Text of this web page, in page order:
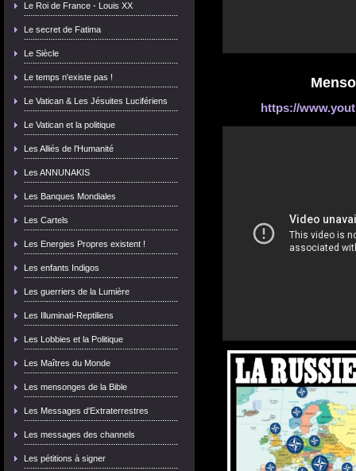
Le Roi de France - Louis XX
Le secret de Fatima
Le Siècle
Le temps n'existe pas !
Le Vatican & Les Jésuites Lucifériens
Le Vatican et la politique
Les Alliés de l'Humanité
Les ANNUNAKIS
Les Banques Mondiales
Les Cartels
Les Energies Propres existent !
Les enfants Indigos
Les guerriers de la Lumière
Les Illuminati-Reptiliens
Les Lobbies et la Politique
Les Maîtres du Monde
Les mensonges de la Bible
Les Messages d'Extraterrestres
Les messages des channels
Les pétitions à signer
https://